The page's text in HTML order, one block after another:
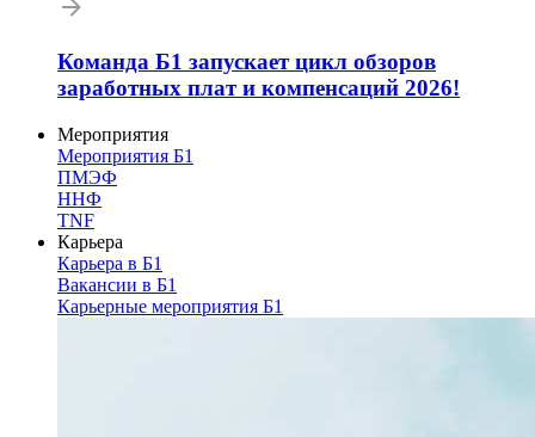
Команда Б1 запускает цикл обзоров
заработных плат и компенсаций 2026!
Мероприятия
Мероприятия Б1
ПМЭФ
ННФ
TNF
Карьера
Карьера в Б1
Вакансии в Б1
Карьерные мероприятия Б1